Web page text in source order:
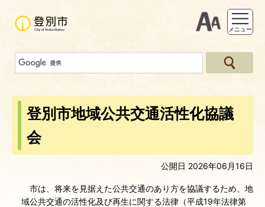
支援ツー
メニュー
登別市地域公共交通活性化協議
会
公開日 2026年06月16日
市は、将来を見据えた公共交通のあり方を協議するため、地
域公共交通の活性化及び再生に関する法律（平成19年法律第